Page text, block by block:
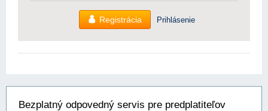
Registrácia Prihlásenie
Bezplatný odpovedný servis pre predplatiteľov